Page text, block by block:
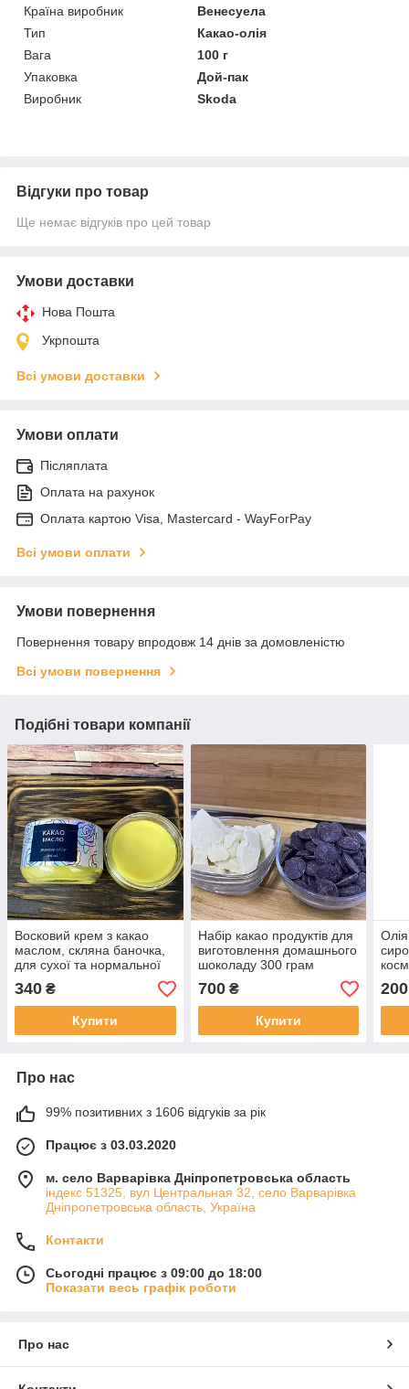
Країна виробник
Венесуела
Тип
Какао-олія
Вага
100 г
Упаковка
Дой-пак
Виробник
Skoda
Відгуки про товар
Ще немає відгуків про цей товар
Умови доставки
Нова Пошта
Укрпошта
Всі умови доставки
Умови оплати
Післяплата
Оплата на рахунок
Оплата картою Visa, Mastercard - WayForPay
Всі умови оплати
Умови повернення
Повернення товару впродовж 14 днів за домовленістю
Всі умови повернення
Подібні товари компанії
Восковий крем з какао
маслом, скляна баночка,
для сухої та нормальної
шкіри 100 мл
340 ₴
Купити
Набір какао продуктів для
виготовлення домашнього
шоколаду 300 грам
700₴
Купити
200
Про нас
99% позитивних з 1606 відгуків за рік
Працює з 03.03.2020
м. село Варварівка Дніпропетровська область
індекс 51325, вул Центральная 32, село Варварівка
Дніпропетровська область, Україна
Контакти
Сьогодні працює з 09:00 до 18:00
Показати весь графік роботи
Про нас